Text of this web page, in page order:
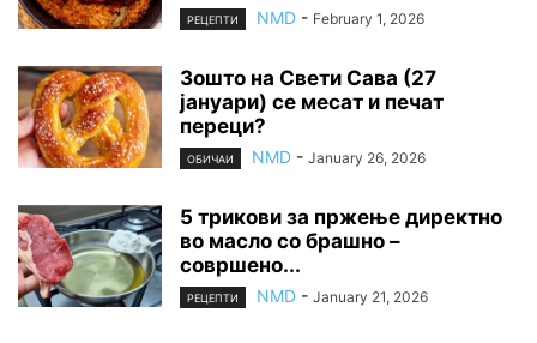
РЕЦЕПТИ NMD - February 1, 2026
Зошто на Свети Сава (27
јануари) се месат и печат
переци?
ОБИЧАИ NMD - January 26, 2026
5 трикови за пржење директно
во масло со брашно –
совршено...
РЕЦЕПТИ NMD - January 21, 2026